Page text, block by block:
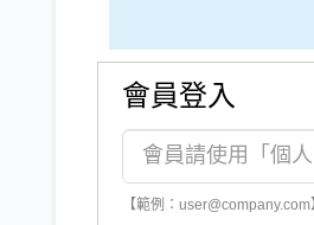
會員登入
【範例：user@company.com